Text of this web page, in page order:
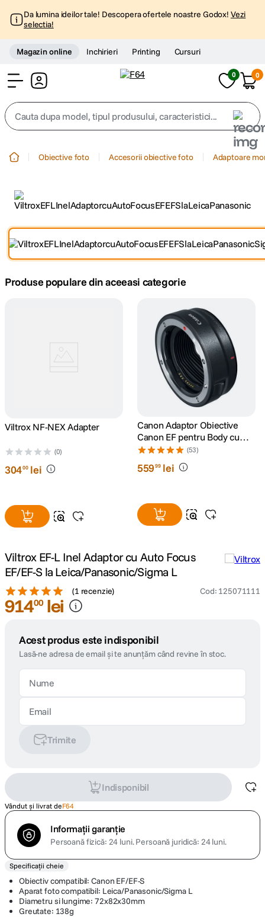
Da lumina ideilor tale! Descopera ofertele noastre Godox! Vezi
selectia!
Magazin online Inchirieri Printing Cursuri
0 0
Cauta dupa model, tipul produsului, caracteristici...
2. trepied
4. peak design
canon sx740 hs
sony fx
card memorie
dji osmo
Obiective foto Accesorii obiective foto Adaptoare
Produse populare din aceeasi categorie
Viltrox NF-NEX Adapter
(0)
30400 lei
Canon Adaptor Obiective
Canon EF pentru Body cu
Montura RF (53)
55999 lei
Viltrox EF-L Inel Adaptor cu Auto Focus
EF/EF-S la Leica/Panasonic/Sigma L
(1 recenzie) Cod: 125071111
91400 lei
Acest produs este indisponibil
Lasă-ne adresa de email și te anunțăm când revine în stoc.
Trimite
Indisponibil
Vândut și livrat deF64
Informații garanție
Persoană fizică: 24 luni.Persoană juridică: 24 luni.
Specificații cheie
Obiectiv compatibil: Canon EF/EF-S
Aparat foto compatibil: Leica/Panasonic/Sigma L
Diametru si lungime: 72x82x30mm
Greutate: 138g